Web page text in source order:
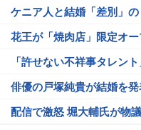
ケニア人と結婚「差別」
花王が「焼肉店」限定オー
「許せない不祥事タレン
俳優の戸塚純貴が結婚を
配信で激怒 堀大輔氏が物議